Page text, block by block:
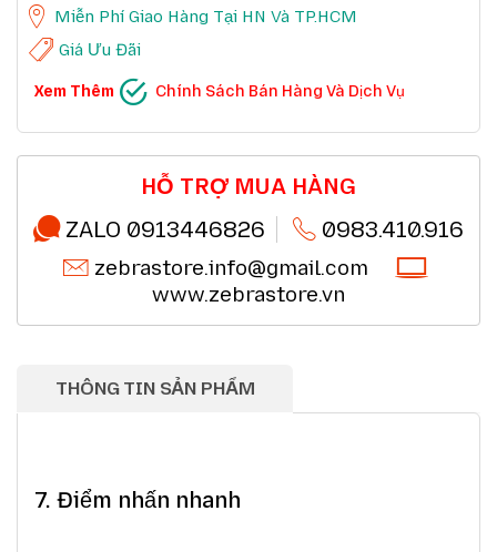
Miễn Phí Giao Hàng Tại HN Và TP.HCM
Giá Ưu Đãi
CHÍNH SÁCH BÁN HÀNG VÀ DỊCH VỤ
Ưu đãi chuỗi cửa hàng, siêu thị
Ưu đãi khách hàng doanh nghiệp cả FDI Chi tiết
Đổi mới sản phẩm trong 7 ngày đầu (*) Chi tiết
Mua online - giao hàng nhanh chóng (*) Chi tiết
Chất lượng sản phẩm chính hãng CO,CQ (*)
Thanh toán chuyển khoản QRcode (*)
Xem Thêm Chính Sách Bán Hàng Và Dịch Vụ
HỖ TRỢ MUA HÀNG
ZALO 0913446826
0983.410.916
zebrastore.info@gmail.com
www.zebrastore.vn
THÔNG TIN SẢN PHẨM
7. Điểm nhấn nhanh